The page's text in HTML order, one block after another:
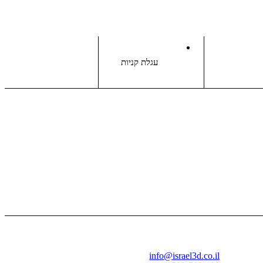
עגלת קניות
info@israel3d.co.il